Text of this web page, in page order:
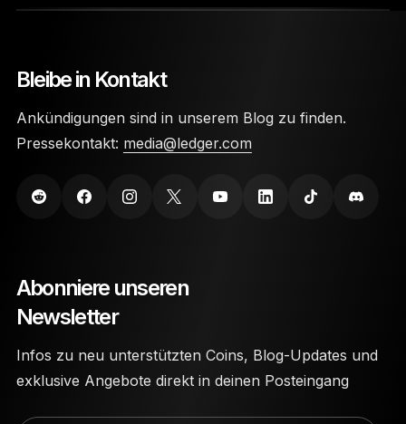
und eine 24-Wörter-Wiederherstellungsphrase
erforderlich.
Ledger Nano Wallets wurden aus äußerst
Bleibe in Kontakt
Ankündigungen sind in unserem Blog zu finden.
Pressekontakt: media@ledger.com
Abonniere unseren
Newsletter
Infos zu neu unterstützten Coins, Blog-Updates und
exklusive Angebote direkt in deinen Posteingang